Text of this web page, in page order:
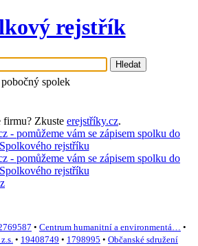
rejstřík
Hledat
pobočný spolek
firmu? Zkuste erejstříky.cz.
• Centrum humanitní a environmentá… •
• 19408749 • 1798995 • Občanské sdružení